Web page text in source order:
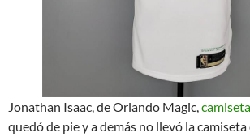
Jonathan Isaac, de Orlando Magic,
quedó de pie y a demás no llevó la camiseta